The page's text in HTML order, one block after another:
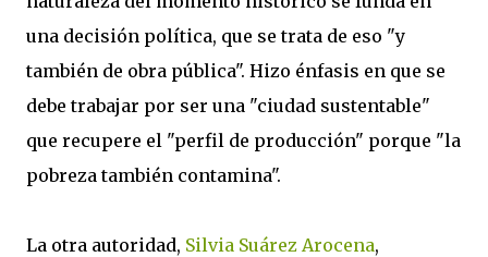
una decisión política, que se trata de eso "y
también de obra pública". Hizo énfasis en que se
debe trabajar por ser una "ciudad sustentable"
que recupere el "perfil de producción" porque "la
pobreza también contamina".
La otra autoridad, Silvia Suárez Arocena,